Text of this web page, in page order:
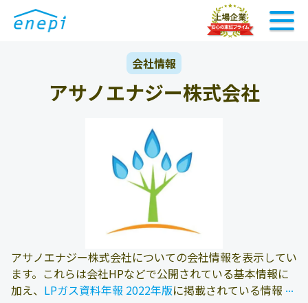
会社情報
アサノエナジー株式会社
アサノエナジー株式会社についての会社情報を表示してい
ます。これらは会社HPなどで公開されている基本情報に
加え、 LPガス資料年報 2022年版に掲載されている情報を
...
...